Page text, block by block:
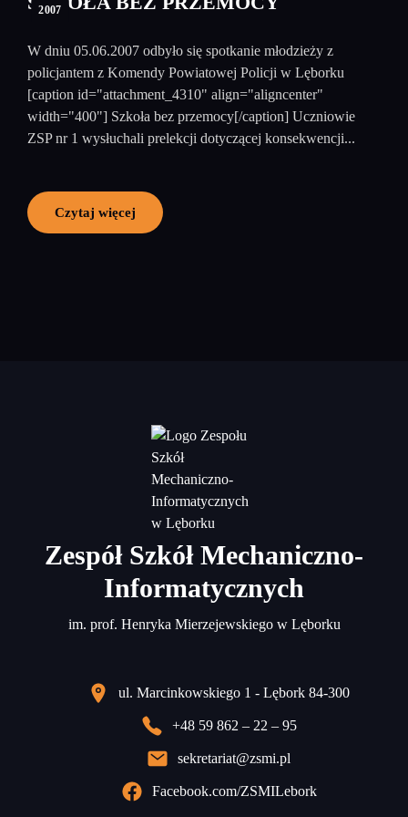
2007
W dniu 05.06.2007 odbyło się spotkanie młodzieży z
policjantem z Komendy Powiatowej Policji w Lęborku
[caption id="attachment_4310" align="aligncenter"
width="400"] Szkoła bez przemocy[/caption] Uczniowie
ZSP nr 1 wysłuchali prelekcji dotyczącej konsekwencji...
Czytaj więcej
Zespół Szkół Mechaniczno-
Informatycznych
im. prof. Henryka Mierzejewskiego w Lęborku
ul. Marcinkowskiego 1 - Lębork 84-300
+48 59 862 – 22 – 95
sekretariat@zsmi.pl
Facebook.com/ZSMILebork